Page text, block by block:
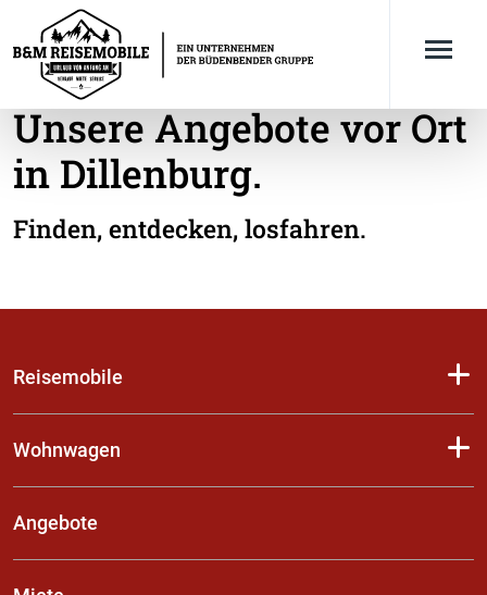
Unsere Angebote vor Ort
in Dillenburg.
Finden, entdecken, losfahren.
Reisemobile
Wohnwagen
Angebote